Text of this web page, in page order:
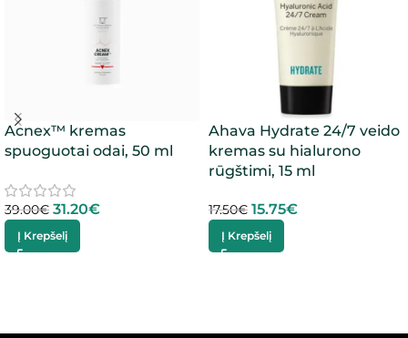
Acnex™ kremas
spuoguotai odai, 50 ml
39.00€ 31.20€
Į Krepšelį
Ahava Hydrate 24/7 veido
kremas su hialurono
rūgštimi, 15 ml
17.50€ 15.75€
Į Krepšelį